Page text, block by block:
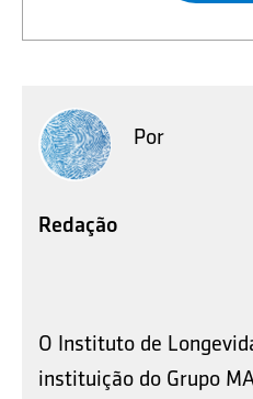
Por
Redação
O Instituto de
instituição do Grupo